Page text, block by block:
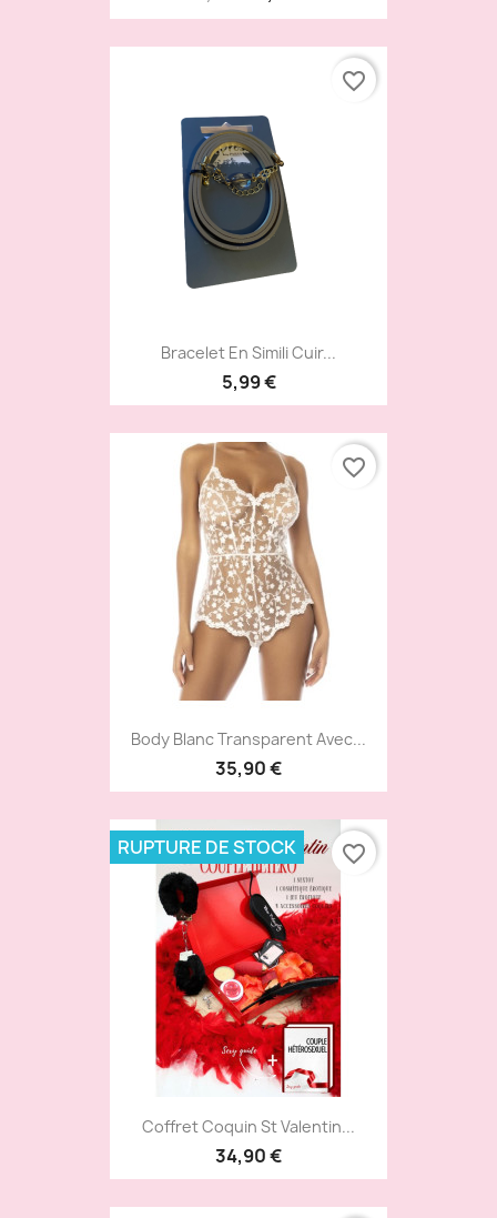
Bracelet En Simili Cuir...
5,99 €
favorite_border
Body Blanc Transparent Avec...
35,90 €
favorite_border
Coffret Coquin St Valentin...
34,90 €
RUPTURE DE STOCK favorite_border